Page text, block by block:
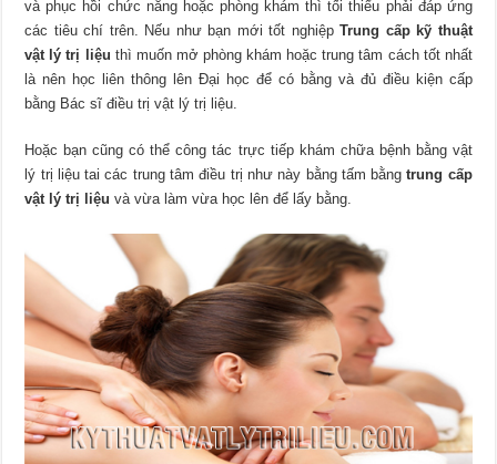
và phục hồi chức năng hoặc phòng khám thì tối thiểu phải đáp ứng
các tiêu chí trên. Nếu như bạn mới tốt nghiệpTrung cấp kỹ thuật
vật lý trị liệu thì muốn mở phòng khám hoặc trung tâm cách tốt nhất
là nên học liên thông lên Đại học để có bằng và đủ điều kiện cấp
bằng Bác sĩ điều trị vật lý trị liệu.
Hoặc bạn cũng có thể công tác trực tiếp khám chữa bệnh bằng vật
lý trị liệu tai các trung tâm điều trị như này bằng tấm bằngtrung cấp
vật lý trị liệu và vừa làm vừa học lên để lấy bằng.